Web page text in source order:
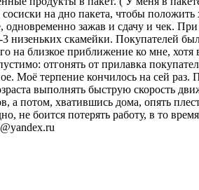
на дно пакета, чтобы
зажав и сдачу и чек.
3 низеньких скамейки. Покупателей
на близкое приближение ко мне,
отгонять от прилавка
Моё терпение кончилось на сей
выполнять быструю скорость
а потом, хватившись дома, опять
не боится потерять работу, в то